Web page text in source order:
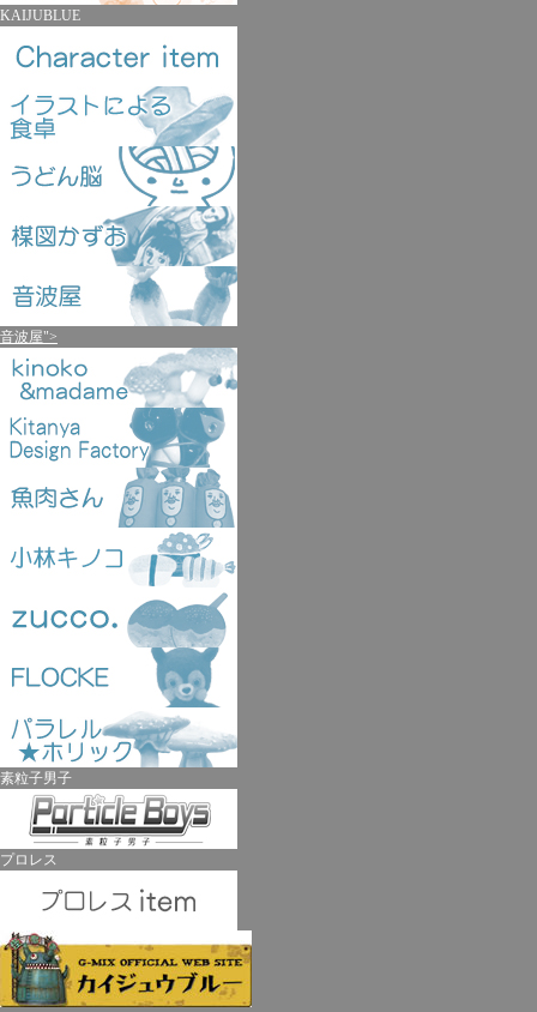
KAIJUBLUE
音波屋">
素粒子男子
プロレス